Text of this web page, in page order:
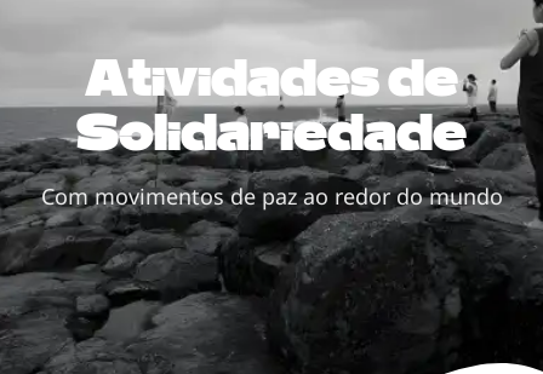
Atividades de
Solidariedade
Com movimentos de paz ao redor do mundo